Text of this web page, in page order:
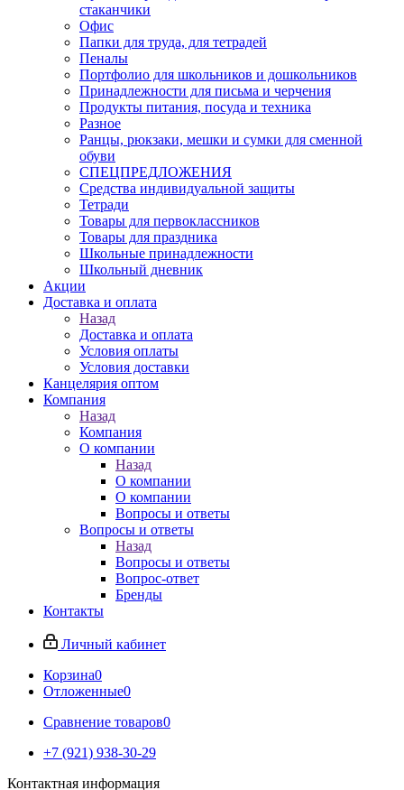
стаканчики
Офис
Папки для труда, для тетрадей
Пеналы
Портфолио для школьников и дошкольников
Принадлежности для письма и черчения
Продукты питания, посуда и техника
Разное
Ранцы, рюкзаки, мешки и сумки для сменной
обуви
СПЕЦПРЕДЛОЖЕНИЯ
Средства индивидуальной защиты
Тетради
Товары для первоклассников
Товары для праздника
Школьные принадлежности
Школьный дневник
Акции
Доставка и оплата
Назад
Доставка и оплата
Условия оплаты
Условия доставки
Канцелярия оптом
Компания
Назад
Компания
О компании
Назад
О компании
О компании
Вопросы и ответы
Вопросы и ответы
Назад
Вопросы и ответы
Вопрос-ответ
Бренды
Контакты
Личный кабинет
Корзина0
Отложенные0
Сравнение товаров0
+7 (921) 938-30-29
Контактная информация